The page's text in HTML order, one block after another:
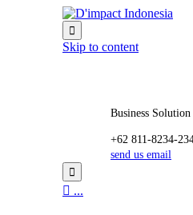

Skip to content
Business
+62 811-8234-
send us email

 ...